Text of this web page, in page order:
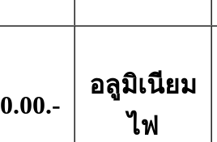
0.00.-
อลูมิเนียม
ไฟ